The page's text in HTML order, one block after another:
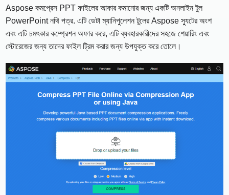
Aspose কমপ্রেস PPT ফাইলের আকার কমানোর জন্য একটি অনলাইন টুল
PowerPoint নথি পত্র. এটি ডেটা ম্যানিপুলেশন টুলের Aspose স্যুটের অংশ
এবং এটি চমৎকার কম্প্রেশন অফার করে, এটি ব্যবহারকারীদের সহজে শেয়ারিং এবং
স্টোরেজের জন্য তাদের ফাইল ট্রিম করার জন্য উপযুক্ত করে তোলে।